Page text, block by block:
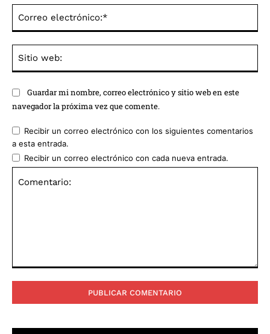
Guardar mi nombre, correo electrónico y sitio web en este
navegador la próxima vez que comente.
Recibir un correo electrónico con los siguientes comentarios
a esta entrada.
Recibir un correo electrónico con cada nueva entrada.